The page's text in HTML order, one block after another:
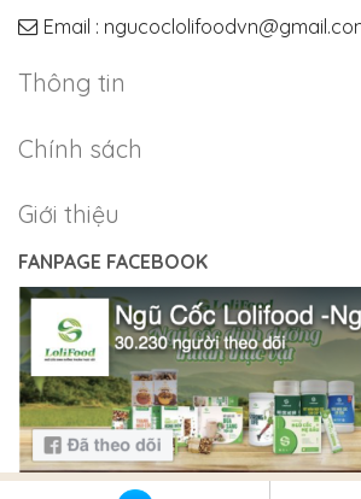
Email :
Thông tin
Chính sách
Giới thiệu
FANPAGE FACEBOOK